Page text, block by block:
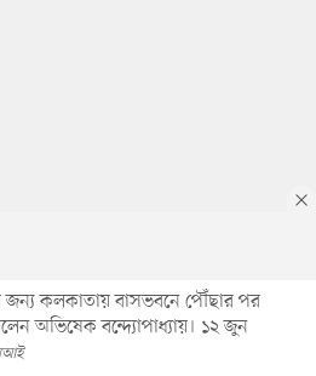
জন্য কলকাতায় বাসভবনে পৌঁছার পর
অভিষেক বন্দ্যোপাধ্যায়। ১২ জুন